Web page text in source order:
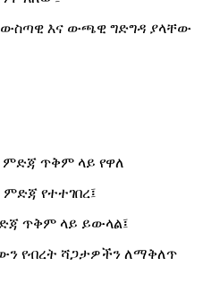
ውስጣዊ እና ውጫዊ ግድግዳ ያላቸው
ምድጃ ጥቅም ላይ የዋለ
የተተገበረ፤
ጥቅም ላይ ይውላል፤
የብረት ሻጋታዎችን ለማቅለጥ